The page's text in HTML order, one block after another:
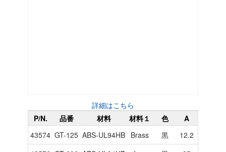
詳細はこちら
P/N.
品番 材料 材料１ 色 A
43574 GT-125 ABS-UL94HB Brass 黒 12.2